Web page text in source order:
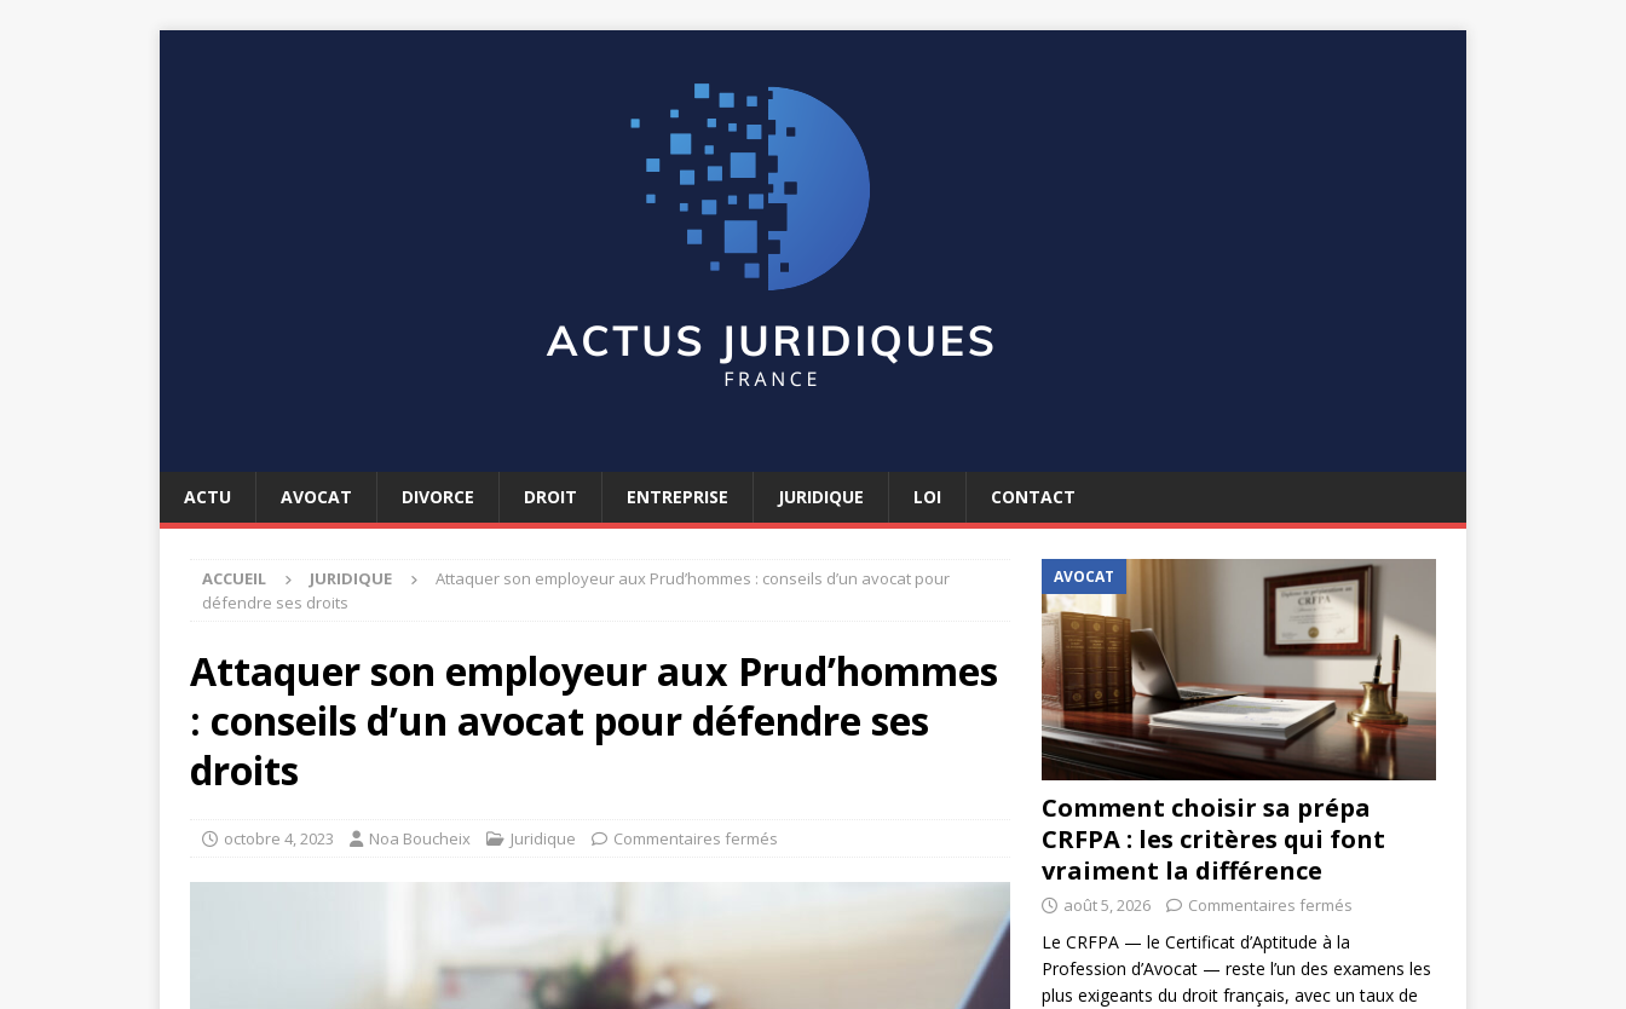
ACTU AVOCAT DIVORCE DROIT ENTREPRISE JURIDIQUE LOI CONTACT
ACCUEIL JURIDIQUE
Attaquer son employeur aux Prud’hommes : conseils d’un avocat pour
défendre ses droits
Attaquer son employeur aux Prud’hommes
: conseils d’un avocat pour défendre ses
droits
octobre 4, 2023 Noa Boucheix Juridique Commentaires fermés
AVOCAT
Comment choisir sa prépa
CRFPA : les critères qui font
vraiment la différence
août 5, 2026 Commentaires fermés
Le CRFPA — le Certificat d’Aptitude à la
Profession d’Avocat — reste l’un des examens les
plus exigeants du droit français, avec un taux de